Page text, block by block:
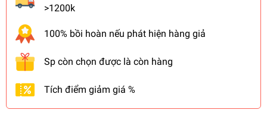
>1200k
100% bồi hoàn nếu phát hiện hàng giả
Sp còn chọn được là còn hàng
Tích điểm giảm giá %